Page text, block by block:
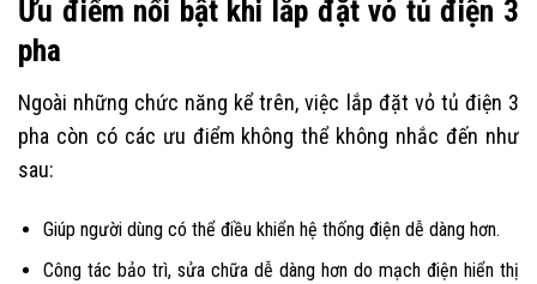
Ưu điểm nổi bật khi lắp đặt vỏ tủ điện 3
pha
Ngoài những chức năng kể trên, việc lắp đặt vỏ tủ điện 3
pha còn có các ưu điểm không thể không nhắc đến như
sau:
Giúp người dùng có thể điều khiển hệ thống điện dễ dàng hơn.
Công tác bảo trì, sửa chữa dễ dàng hơn do mạch điện hiển thị